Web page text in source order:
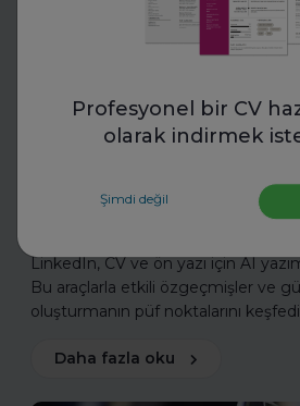
Profesyonel bir CV
olarak indirmek
Şimdi değil
LinkedIn, CV ve Ön
Yazım Araçları Ne
LinkedIn, CV ve ön yazı için AI yazım
Bu araçlarla etkili özgeçmişler ve
oluşturmanın püf noktalarını
Daha fazla oku